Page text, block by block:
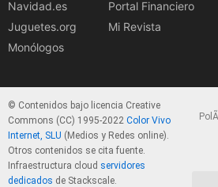
Navidad.es
Juguetes.org
Monólogos
Portal Financiero
Mi Revista
© Contenidos bajo licencia Creative
Commons (CC) 1995-2022 Color Vivo
Internet, SLU (Medios y Redes online).
Otros contenidos se cita fuente.
Infraestructura cloud servidores
dedicados de Stackscale.